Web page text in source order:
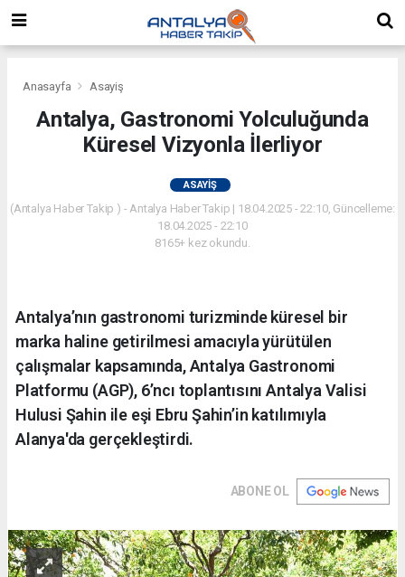
Anasayfa Asayiş
Antalya, Gastronomi Yolculuğunda
Küresel Vizyonla İlerliyor
ASAYIŞ
(Antalya Haber Takip ) - Antalya Haber Takip | 18.04.2025 - 22:10, Güncelleme:
18.04.2025 - 22:10
8165+ kez okundu.
Antalya’nın gastronomi turizminde küresel bir
marka haline getirilmesi amacıyla yürütülen
çalışmalar kapsamında, Antalya Gastronomi
Platformu (AGP), 6’ncı toplantısını Antalya Valisi
Hulusi Şahin ile eşi Ebru Şahin’in katılımıyla
Alanya'da gerçekleştirdi.
ABONE OL